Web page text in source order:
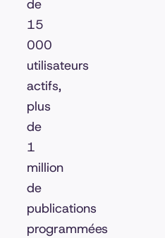
de
15
000
utilisateurs
actifs,
plus
de
1
million
de
publications
programmées